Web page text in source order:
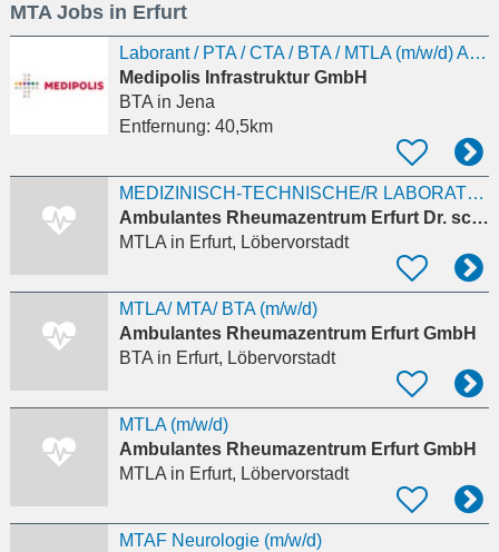
eingeben
MTA Jobs in Erfurt
Laborant / PTA / CTA / BTA / MTLA (m/w/d) Arzneimittelherstellung in Jena
Medipolis Infrastruktur GmbH
BTAin Jena
Entfernung: 40,5km
MEDIZINISCH-TECHNISCHE/R LABORATORIUMSASSISTENT/IN
Ambulantes Rheumazentrum Erfurt Dr. sc. med. P. Kästner
MTLAin Erfurt, Löbervorstadt
MTLA/ MTA/ BTA (m/w/d)
Ambulantes Rheumazentrum Erfurt GmbH
BTAin Erfurt, Löbervorstadt
MTLA (m/w/d)
Ambulantes Rheumazentrum Erfurt GmbH
MTLAin Erfurt, Löbervorstadt
MTAF Neurologie (m/w/d)